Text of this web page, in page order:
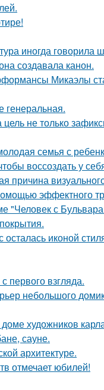
иногда говорила
создавала канон.
Микаэлы
генеральная.
не только
семья с
воссоздать у
причина
эффектного
"Человек с
иконой
первого взгляда.
небольшого
художников
сауне.
архитектуре.
отмечает юбилей!